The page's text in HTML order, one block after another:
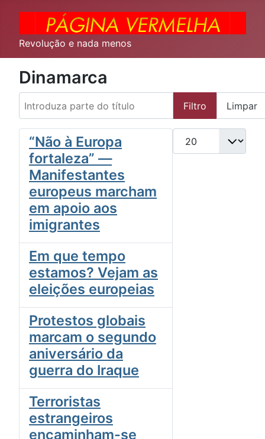
Revolução e nada menos
Dinamarca
Introduza parte do título
Filtro Limpar
Qtd. a exibir
“Não à Europa
fortaleza” —
Manifestantes
europeus marcham
em apoio aos
imigrantes
Em que tempo
estamos? Vejam as
eleições europeias
Protestos globais
marcam o segundo
aniversário da
guerra do Iraque
Terroristas
estrangeiros
encaminham-se